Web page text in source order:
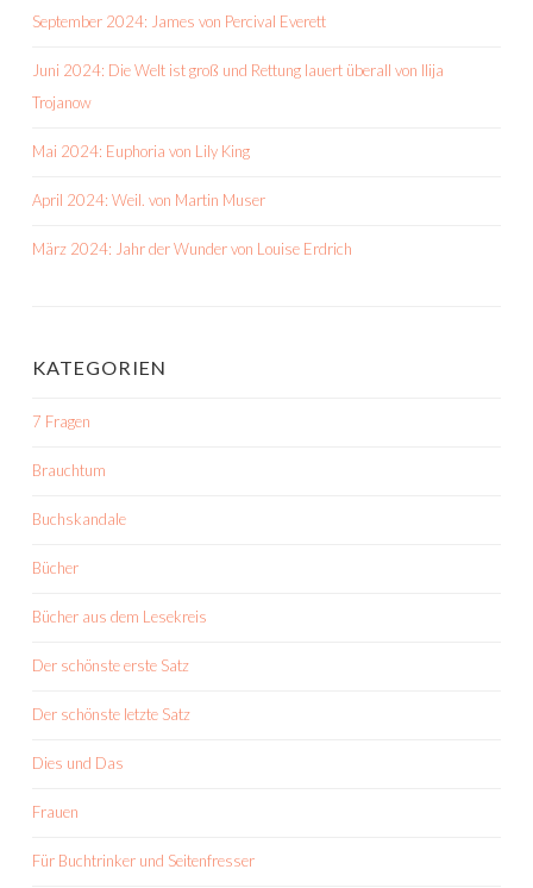
September 2024: James von Percival Everett
Juni 2024: Die Welt ist groß und Rettung lauert überall von Ilija
Trojanow
Mai 2024: Euphoria von Lily King
April 2024: Weil. von Martin Muser
März 2024: Jahr der Wunder von Louise Erdrich
KATEGORIEN
7 Fragen
Brauchtum
Buchskandale
Bücher
Bücher aus dem Lesekreis
Der schönste erste Satz
Der schönste letzte Satz
Dies und Das
Frauen
Für Buchtrinker und Seitenfresser